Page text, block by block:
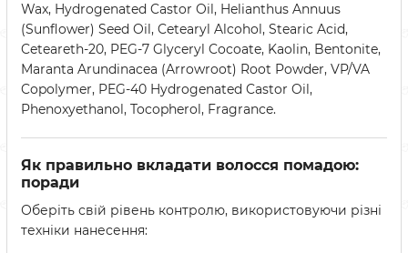
Wax, Hydrogenated Castor Oil, Helianthus Annuus
(Sunflower) Seed Oil, Cetearyl Alcohol, Stearic Acid,
Ceteareth-20, PEG-7 Glyceryl Cocoate, Kaolin, Bentonite,
Maranta Arundinacea (Arrowroot) Root Powder, VP/VA
Copolymer, PEG-40 Hydrogenated Castor Oil,
Phenoxyethanol, Tocopherol, Fragrance.
Як правильно вкладати волосся помадою:
поради
Оберіть свій рівень контролю, використовуючи різні
техніки нанесення: